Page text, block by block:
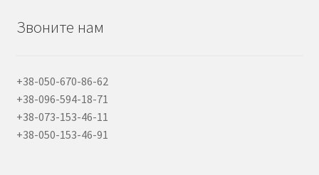
Звоните нам
+38-050-670-86-62
+38-096-594-18-71
+38-073-153-46-11
+38-050-153-46-91